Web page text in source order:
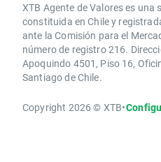
XTB Agente de Valores es una
constituida en Chile y
ante la Comisión para el
número de registro 216.
Apoquindo 4501, Piso 16,
Santiago de Chile.
Copyright 2026 © XTB•